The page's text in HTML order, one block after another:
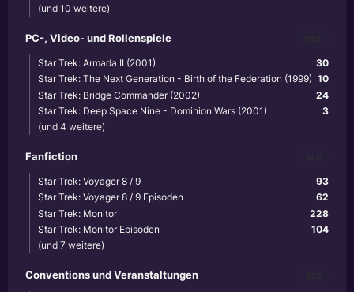
(und 10 weitere)
PC-, Video- und Rollenspiele
30
Star Trek: Armada II (2001)
10
Star Trek: The Next Generation - Birth of the Federation (1999)
24
Star Trek: Bridge Commander (2002)
3
Star Trek: Deep Space Nine - Dominion Wars (2001)
(und 4 weitere)
Fanfiction
93
Star Trek: Voyager 8 / 9
62
Star Trek: Voyager 8 / 9 Episoden
228
Star Trek: Monitor
104
Star Trek: Monitor Episoden
(und 7 weitere)
Conventions und Veranstaltungen